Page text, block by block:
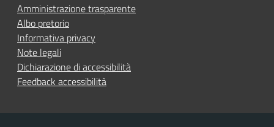
Amministrazione trasparente
Albo pretorio
Informativa privacy
Note legali
Dichiarazione di accessibilità
Feedback accessibilità